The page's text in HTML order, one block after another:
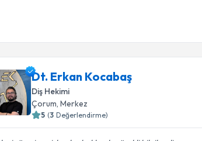
Dt. Erkan Kocabaş
Diş Hekimi
Çorum, Merkez
5 (3 Değerlendirme)